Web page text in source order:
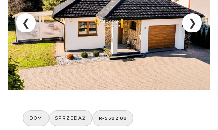
❮ ❯
DOM SPRZEDAŻ R-568208